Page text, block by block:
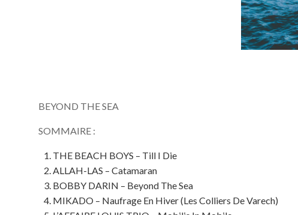
BEYOND THE SEA
SOMMAIRE :
THE BEACH BOYS – Till I Die
ALLAH-LAS – Catamaran
BOBBY DARIN – Beyond The Sea
MIKADO – Naufrage En Hiver (Les Colliers De Varech)